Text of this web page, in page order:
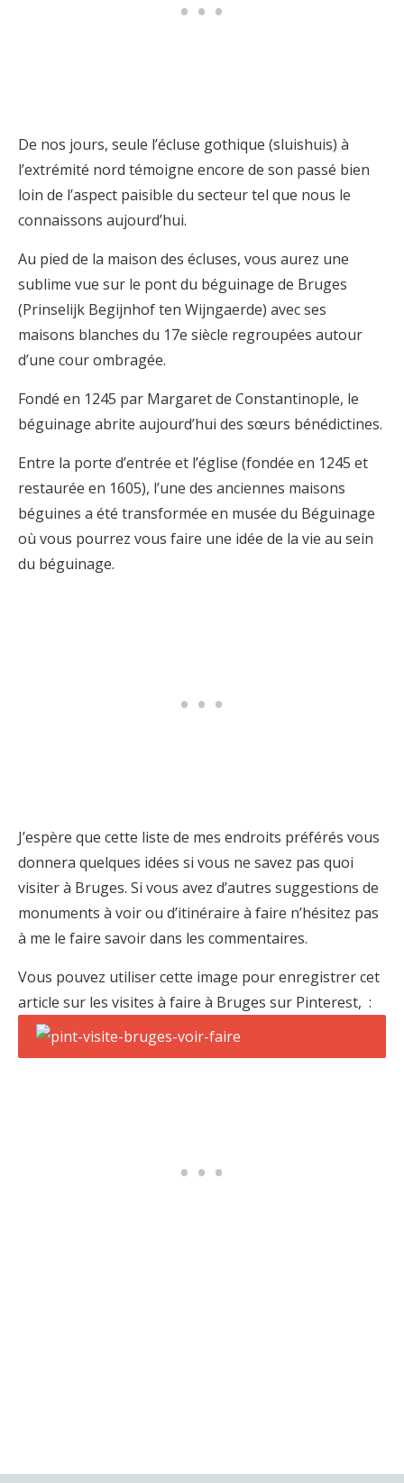
De nos jours, seule l’écluse gothique (sluishuis) à
l’extrémité nord témoigne encore de son passé bien
loin de l’aspect paisible du secteur tel que nous le
connaissons aujourd’hui.
Au pied de la maison des écluses, vous aurez une
sublime vue sur le pont du béguinage de Bruges
(Prinselijk Begijnhof ten Wijngaerde) avec ses
maisons blanches du 17e siècle regroupées autour
d’une cour ombragée.
Fondé en 1245 par Margaret de Constantinople, le
béguinage abrite aujourd’hui des sœurs bénédictines.
Entre la porte d’entrée et l’église (fondée en 1245 et
restaurée en 1605), l’une des anciennes maisons
béguines a été transformée en musée du Béguinage
où vous pourrez vous faire une idée de la vie au sein
du béguinage.
J’espère que cette liste de mes endroits préférés vous
donnera quelques idées si vous ne savez pas quoi
visiter à Bruges. Si vous avez d’autres suggestions de
monuments à voir ou d’itinéraire à faire n’hésitez pas
à me le faire savoir dans les commentaires.
Vous pouvez utiliser cette image pour enregistrer cet
article sur les visites à faire à Bruges sur Pinterest, :